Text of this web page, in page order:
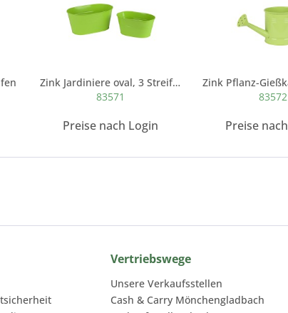
Zink Jardiniere oval, 3 Streifen
83571
Preise nach Login
83572
Preise
Vertriebswege
Unsere Verkaufsstellen
Cash & Carry Mönchengladbach